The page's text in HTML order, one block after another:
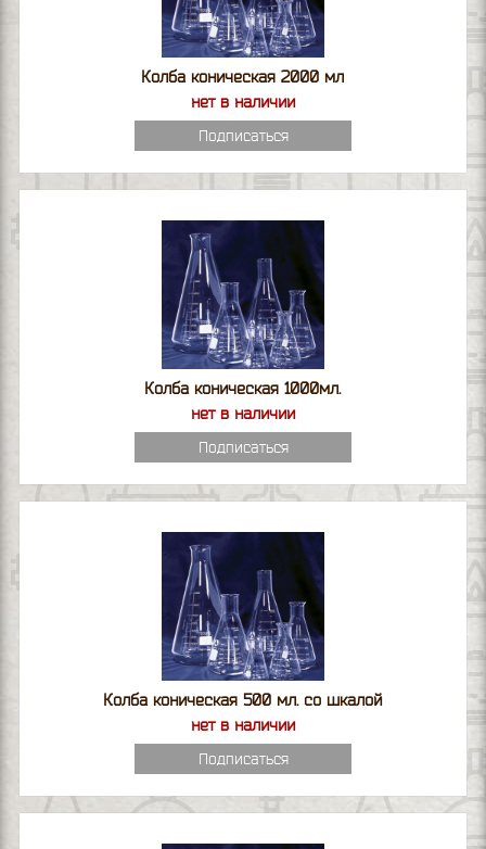
Колба коническая 2000 мл
нет в наличии
Подписаться
Колба коническая 1000мл.
нет в наличии
Подписаться
Колба коническая 500 мл. со шкалой
нет в наличии
Подписаться